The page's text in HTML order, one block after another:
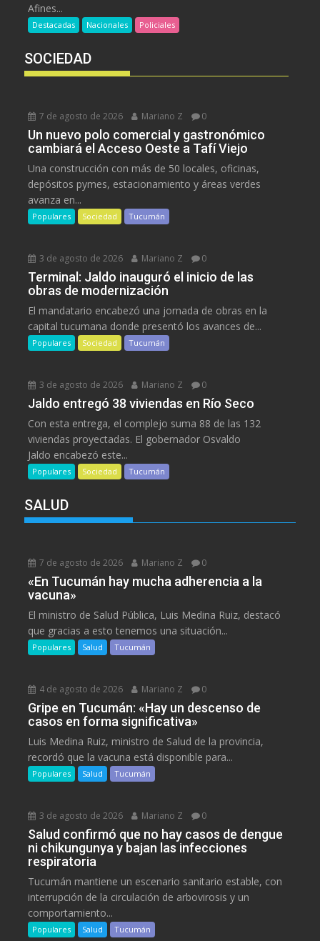
Afines...
Destacadas Nacionales Policiales
SOCIEDAD
7 de agosto de 2026 Mariano Z 0
Un nuevo polo comercial y gastronómico
cambiará el Acceso Oeste a Tafí Viejo
Una construcción con más de 50 locales, oficinas,
depósitos pymes, estacionamiento y áreas verdes
avanza en...
Populares Sociedad Tucumán
3 de agosto de 2026 Mariano Z 0
Terminal: Jaldo inauguró el inicio de las
obras de modernización
El mandatario encabezó una jornada de obras en la
capital tucumana donde presentó los avances de...
Populares Sociedad Tucumán
3 de agosto de 2026 Mariano Z 0
Jaldo entregó 38 viviendas en Río Seco
Con esta entrega, el complejo suma 88 de las 132
viviendas proyectadas. El gobernador Osvaldo
Jaldo encabezó este...
Populares Sociedad Tucumán
SALUD
7 de agosto de 2026 Mariano Z 0
«En Tucumán hay mucha adherencia a la
vacuna»
El ministro de Salud Pública, Luis Medina Ruiz, destacó
que gracias a esto tenemos una situación...
Populares Salud Tucumán
4 de agosto de 2026 Mariano Z 0
Gripe en Tucumán: «Hay un descenso de
casos en forma significativa»
Luis Medina Ruiz, ministro de Salud de la provincia,
recordó que la vacuna está disponible para...
Populares Salud Tucumán
3 de agosto de 2026 Mariano Z 0
Salud confirmó que no hay casos de dengue
ni chikungunya y bajan las infecciones
respiratoria
Tucumán mantiene un escenario sanitario estable, con
interrupción de la circulación de arbovirosis y un
comportamiento...
Populares Salud Tucumán